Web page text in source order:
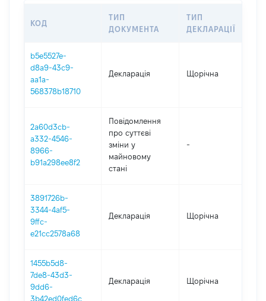
КОД
ТИП
ДОКУМЕНТА
ТИП
ДЕКЛАРАЦІЇ
b5e5527e-
d8a9-43c9-
aa1a-
568378b18710
Декларація Щорічна
2a60d3cb-
a332-4546-
8966-
b91a298ee8f2
Повідомлення
про суттєві
зміни y
майновому
стані
-
3891726b-
3344-4af5-
9ffc-
e21cc2578a68
Декларація Щорічна
1455b5d8-
7de8-43d3-
9dd6-
3b42ed0fed6c
Декларація Щорічна